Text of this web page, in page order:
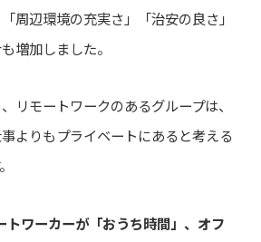
周辺環境の充実さ」「治安の良さ」
増加しました。
リモートワークのあるグループは、
事よりもプライベートにあると考える
トワーカーが「おうち時間」、オフ